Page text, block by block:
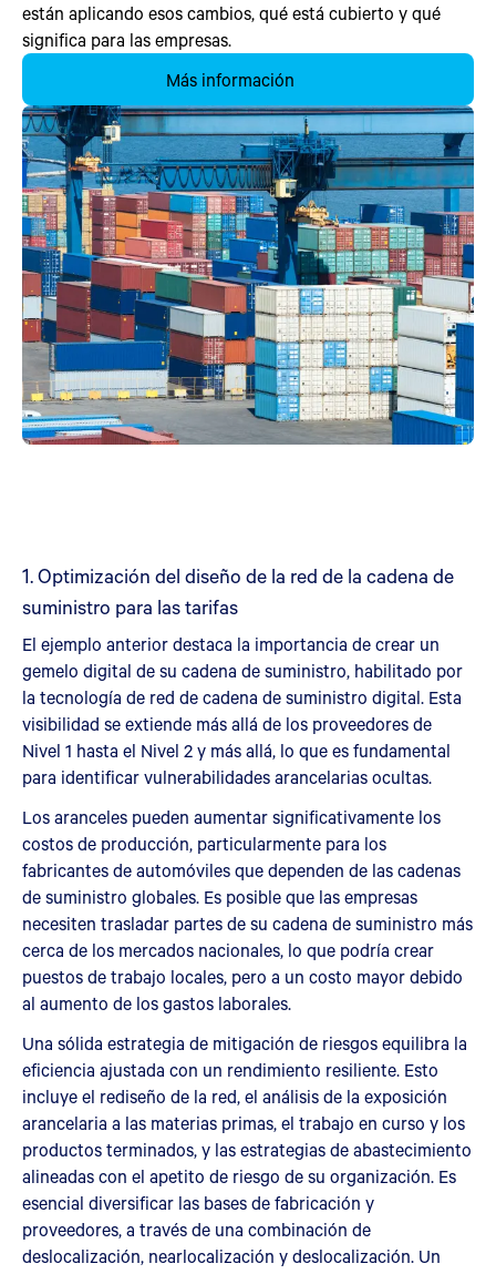
están aplicando esos cambios, qué está cubierto y qué
significa para las empresas.
Más información
1. Optimización del diseño de la red de la cadena de
suministro para las tarifas
El ejemplo anterior destaca la importancia de crear un
gemelo digital de su cadena de suministro, habilitado por
la tecnología de red de cadena de suministro digital. Esta
visibilidad se extiende más allá de los proveedores de
Nivel 1 hasta el Nivel 2 y más allá, lo que es fundamental
para identificar vulnerabilidades arancelarias ocultas.
Los aranceles pueden aumentar significativamente los
costos de producción, particularmente para los
fabricantes de automóviles que dependen de las cadenas
de suministro globales. Es posible que las empresas
necesiten trasladar partes de su cadena de suministro más
cerca de los mercados nacionales, lo que podría crear
puestos de trabajo locales, pero a un costo mayor debido
al aumento de los gastos laborales.
Una sólida estrategia de mitigación de riesgos equilibra la
eficiencia ajustada con un rendimiento resiliente. Esto
incluye el rediseño de la red, el análisis de la exposición
arancelaria a las materias primas, el trabajo en curso y los
productos terminados, y las estrategias de abastecimiento
alineadas con el apetito de riesgo de su organización. Es
esencial diversificar las bases de fabricación y
proveedores, a través de una combinación de
deslocalización, nearlocalización y deslocalización. Un